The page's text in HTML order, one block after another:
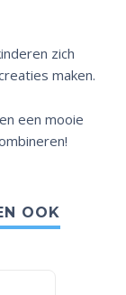
zich
maken.
een mooie
OOK